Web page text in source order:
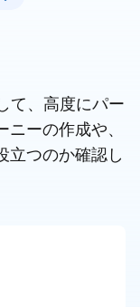
て、高度にパー
ーの作成や、
立つのか確認し